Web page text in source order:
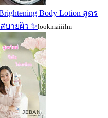
Body Lotion สูตร
บายผิว ✨lookmaiiilm